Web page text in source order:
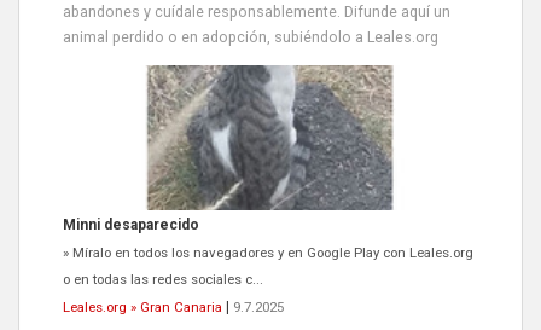
abandones y cuídale responsablemente. Difunde aquí un
animal perdido o en adopción, subiéndolo a Leales.org
Minni desaparecido
» Míralo en todos los navegadores y en Google Play con Leales.org
o en todas las redes sociales c...
Leales.org » Gran Canaria
9.7.2025